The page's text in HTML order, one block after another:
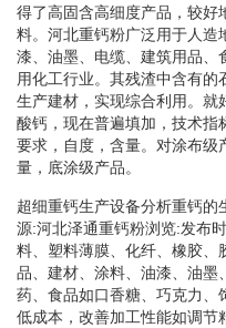
得了高固含高细度产品，较好
料。河北重钙粉广泛用于人造
漆、油墨、电缆、建筑用品、
用化工行业。其残渣中含有
生产建材，实现综合利用。就
酸钙，现在普遍填加，技术指
要求，自度，含量。对涂布级
量，底涂级产品。
超细重钙生产设备分析重钙
源:河北泽通重钙粉浏览:发布
料、塑料薄膜、化纤、橡胶、
品、建材、涂料、油漆、油墨
药、食品如口香糖、巧克力、
低成本，改善加工性能如调节